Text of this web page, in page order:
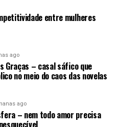
entre mulheres
ago
Graças – casal sáfico que
no meio do caos das novelas
ago
– nem todo amor precisa